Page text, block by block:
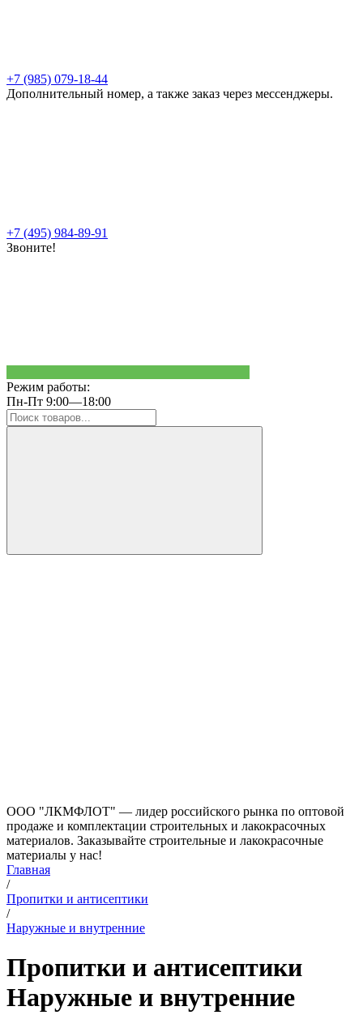
+7 (985) 079-18-44
Дополнительный номер, а также заказ через мессенджеры.
+7 (495) 984-89-91
Звоните!
Режим работы:
Пн-Пт 9:00—18:00
ООО "ЛКМФЛОТ" — лидер российского рынка по оптовой
продаже и комплектации строительных и лакокрасочных
материалов. Заказывайте строительные и лакокрасочные
материалы у нас!
Главная
/
Пропитки и антисептики
/
Наружные и внутренние
Пропитки и антисептики
Наружные и внутренние